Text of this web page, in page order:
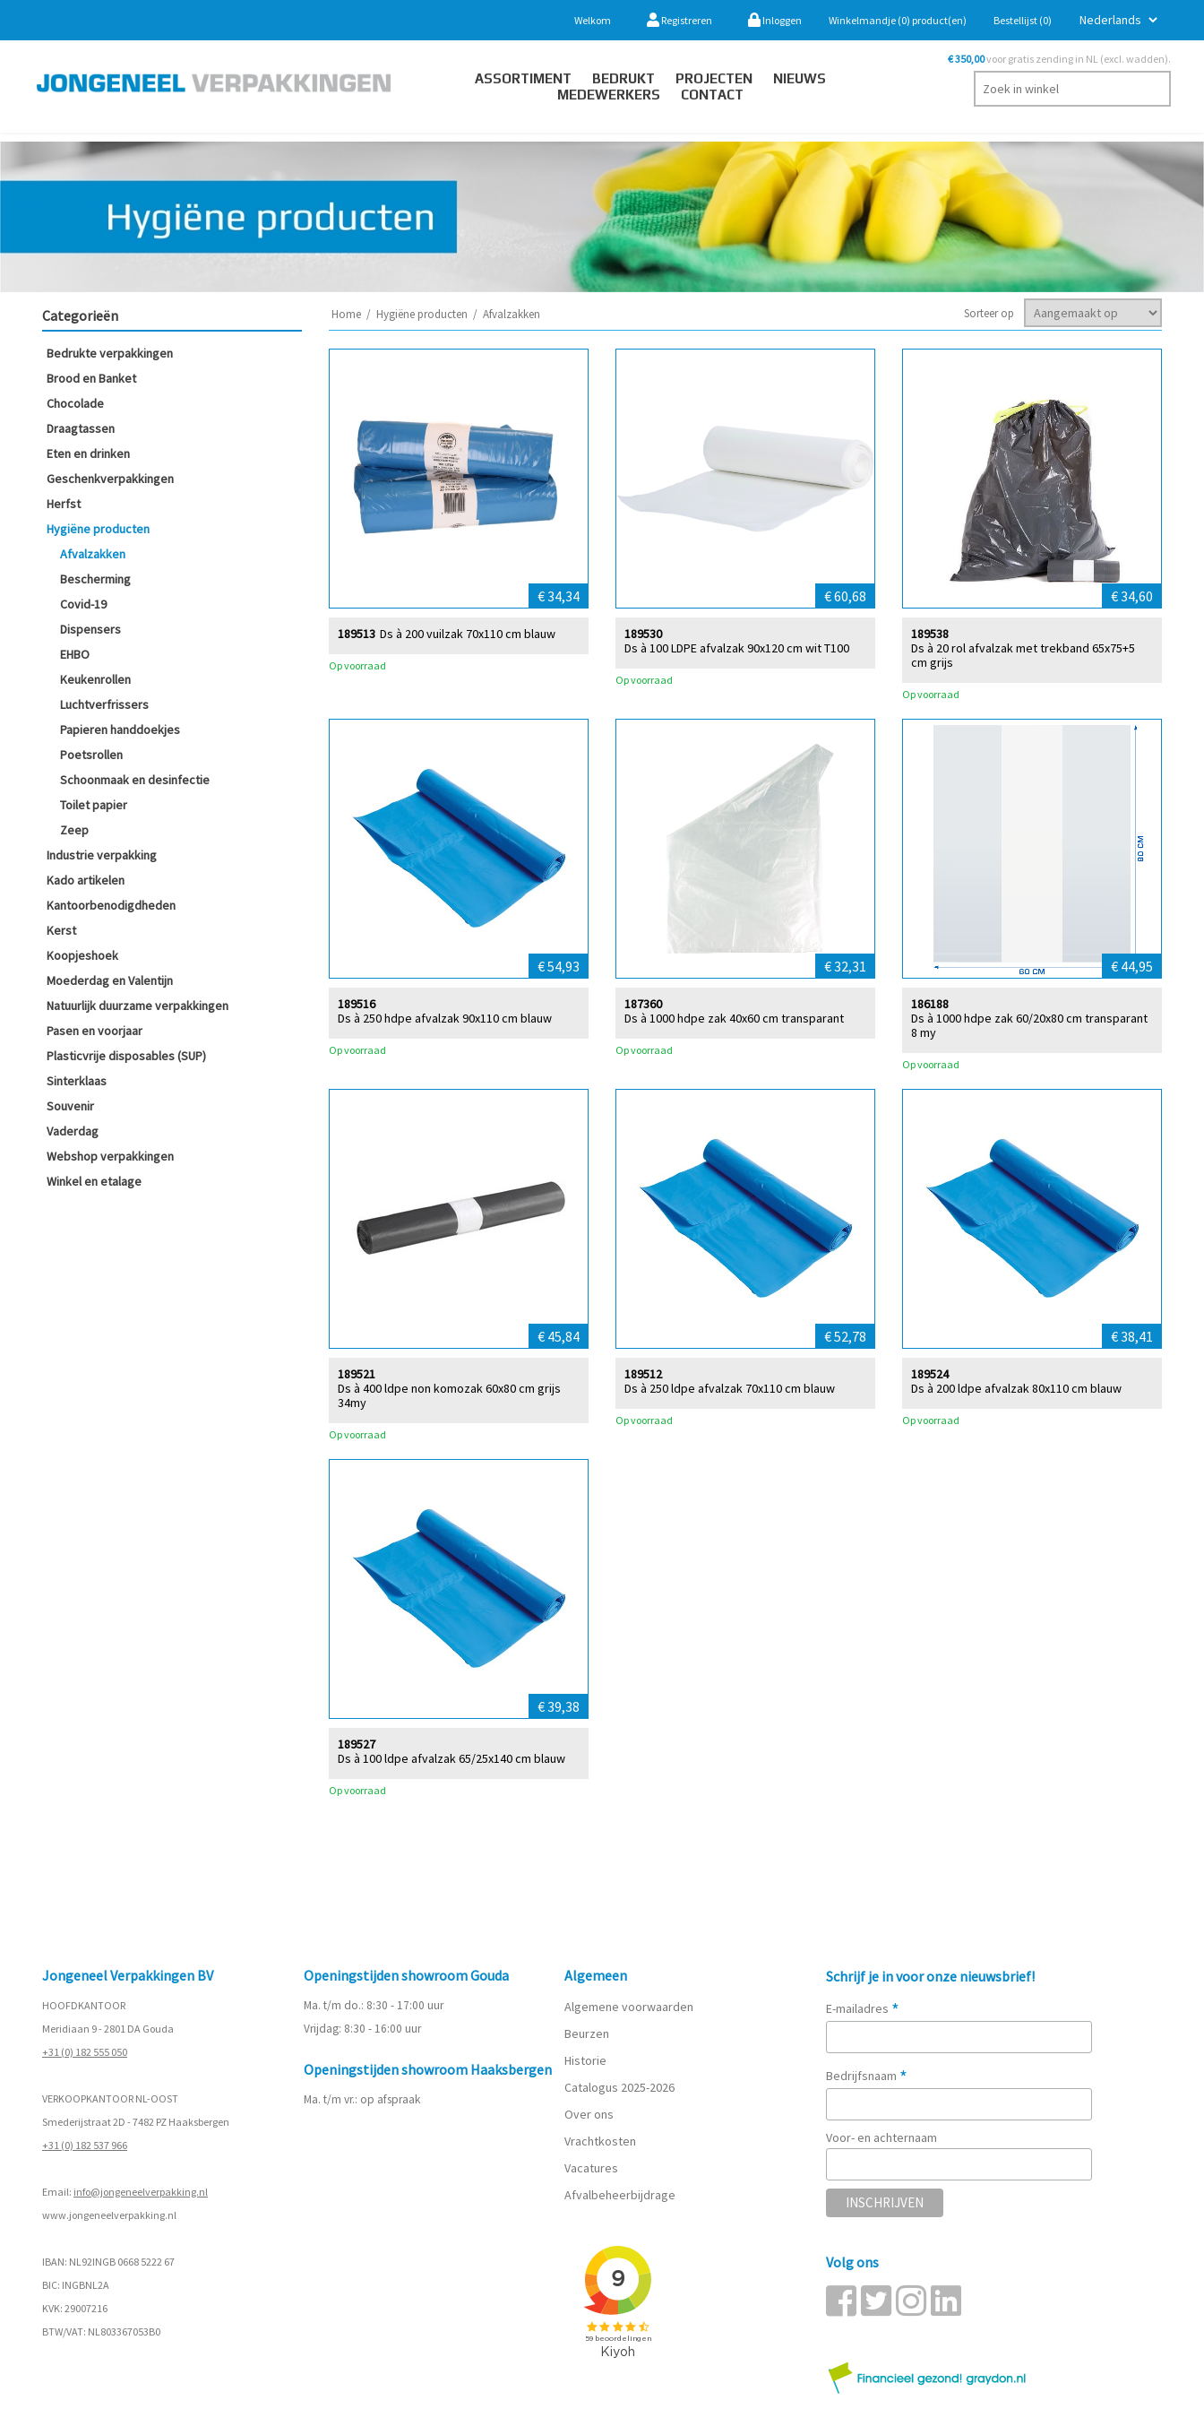
Welkom Registreren Inloggen Winkelmandje (0) product(en) Bestellijst (0)
ASSORTIMENT BEDRUKT PROJECTEN
NIEUWS
MEDEWERKERS
CONTACT
€ 350,00voor gratis zending in NL (excl. wadden).
Categorieën
Bedrukte verpakkingen
Brood en Banket
Chocolade
Draagtassen
Eten en drinken
Geschenkverpakkingen
Herfst
Hygiëne producten
Afvalzakken
Bescherming
Covid-19
Dispensers
EHBO
Keukenrollen
Luchtverfrissers
Papieren handdoekjes
Poetsrollen
Schoonmaak en desinfectie
Toilet papier
Zeep
Industrie verpakking
Kado artikelen
Kantoorbenodigdheden
Kerst
Koopjeshoek
Moederdag en Valentijn
Natuurlijk duurzame verpakkingen
Pasen en voorjaar
Plasticvrije disposables (SUP)
Sinterklaas
Souvenir
Vaderdag
Webshop verpakkingen
Winkel en etalage
Home / Hygiëne producten / Afvalzakken Sorteer op
€ 34,34
Ds à 200 vuilzak 70x110 cm blauw
189513
Op voorraad
€ 60,68
Ds à 100 LDPE afvalzak 90x120 cm wit T100
189530
Op voorraad
€ 34,60
Ds à 20 rol afvalzak met trekband 65x75+5
cm grijs
189538
Op voorraad
€ 54,93
Ds à 250 hdpe afvalzak 90x110 cm blauw
189516
Op voorraad
€ 32,31
Ds à 1000 hdpe zak 40x60 cm transparant
187360
Op voorraad
€ 44,95
Ds à 1000 hdpe zak 60/20x80 cm transparant
8 my
186188
Op voorraad
€ 45,84
Ds à 400 ldpe non komozak 60x80 cm grijs
34my
189521
Op voorraad
€ 52,78
Ds à 250 ldpe afvalzak 70x110 cm blauw
189512
Op voorraad
€ 38,41
Ds à 200 ldpe afvalzak 80x110 cm blauw
189524
Op voorraad
€ 39,38
Ds à 100 ldpe afvalzak 65/25x140 cm blauw
189527
Op voorraad
Jongeneel Verpakkingen BV
HOOFDKANTOOR
Meridiaan 9 - 2801 DA Gouda
+31 (0) 182 555 050
VERKOOPKANTOOR NL-OOST
Smederijstraat 2D - 7482 PZ Haaksbergen
+31 (0) 182 537 966
Email: info@jongeneelverpakking.nl
www.jongeneelverpakking.nl
IBAN: NL92INGB 0668 5222 67
BIC: INGBNL2A
KVK: 29007216
BTW/VAT: NL803367053B0
Openingstijden showroom Gouda
Ma. t/m do.: 8:30 - 17:00 uur
Vrijdag: 8:30 - 16:00 uur
Openingstijden showroom Haaksbergen
Ma. t/m vr.: op afspraak
Algemeen
Algemene voorwaarden
Beurzen
Historie
Catalogus 2025-2026
Over ons
Vrachtkosten
Vacatures
Afvalbeheerbijdrage
Schrijf je in voor onze nieuwsbrief!
E-mailadres *
Bedrijfsnaam *
Voor- en achternaam
Volg ons